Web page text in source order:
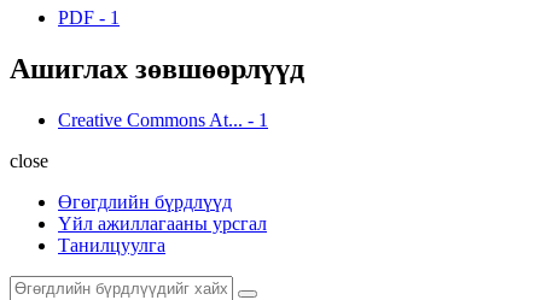
PDF - 1
Ашиглах зөвшөөрлүүд
Creative Commons At... - 1
close
Өгөгдлийн бүрдлүүд
Үйл ажиллагааны урсгал
Танилцуулга